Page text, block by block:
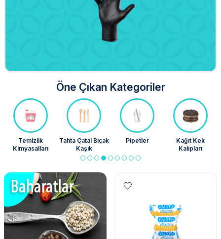
Öne Çıkan Kategoriler
Tahta Çatal Bıçak
Kaşık
Pipetler
Kağıt Kek
Peynir Kapları